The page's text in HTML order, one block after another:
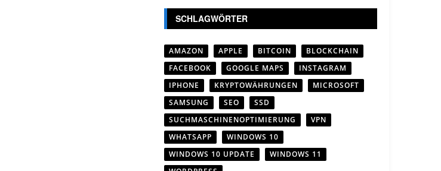
SCHLAGWÖRTER
AMAZON APPLE BITCOIN
BLOCKCHAIN
FACEBOOK
GOOGLE MAPS
INSTAGRAM
IPHONE
KRYPTOWÄHRUNGEN
MICROSOFT
SAMSUNG
SEO
SSD
SUCHMASCHINENOPTIMIERUNG
VPN
WHATSAPP
WINDOWS 10
WINDOWS 10 UPDATE
WINDOWS 11